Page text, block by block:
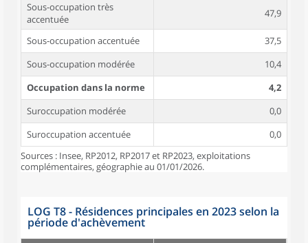
Sous-occupation très
accentuée
47,9
Sous-occupation accentuée
37,5
Sous-occupation modérée
10,4
Occupation dans la norme
4,2
Suroccupation modérée
0,0
Suroccupation accentuée
0,0
Sources : Insee, RP2012, RP2017 et RP2023, exploitations
complémentaires, géographie au 01/01/2026.
LOG T8 - Résidences principales en 2023 selon la
période d'achèvement